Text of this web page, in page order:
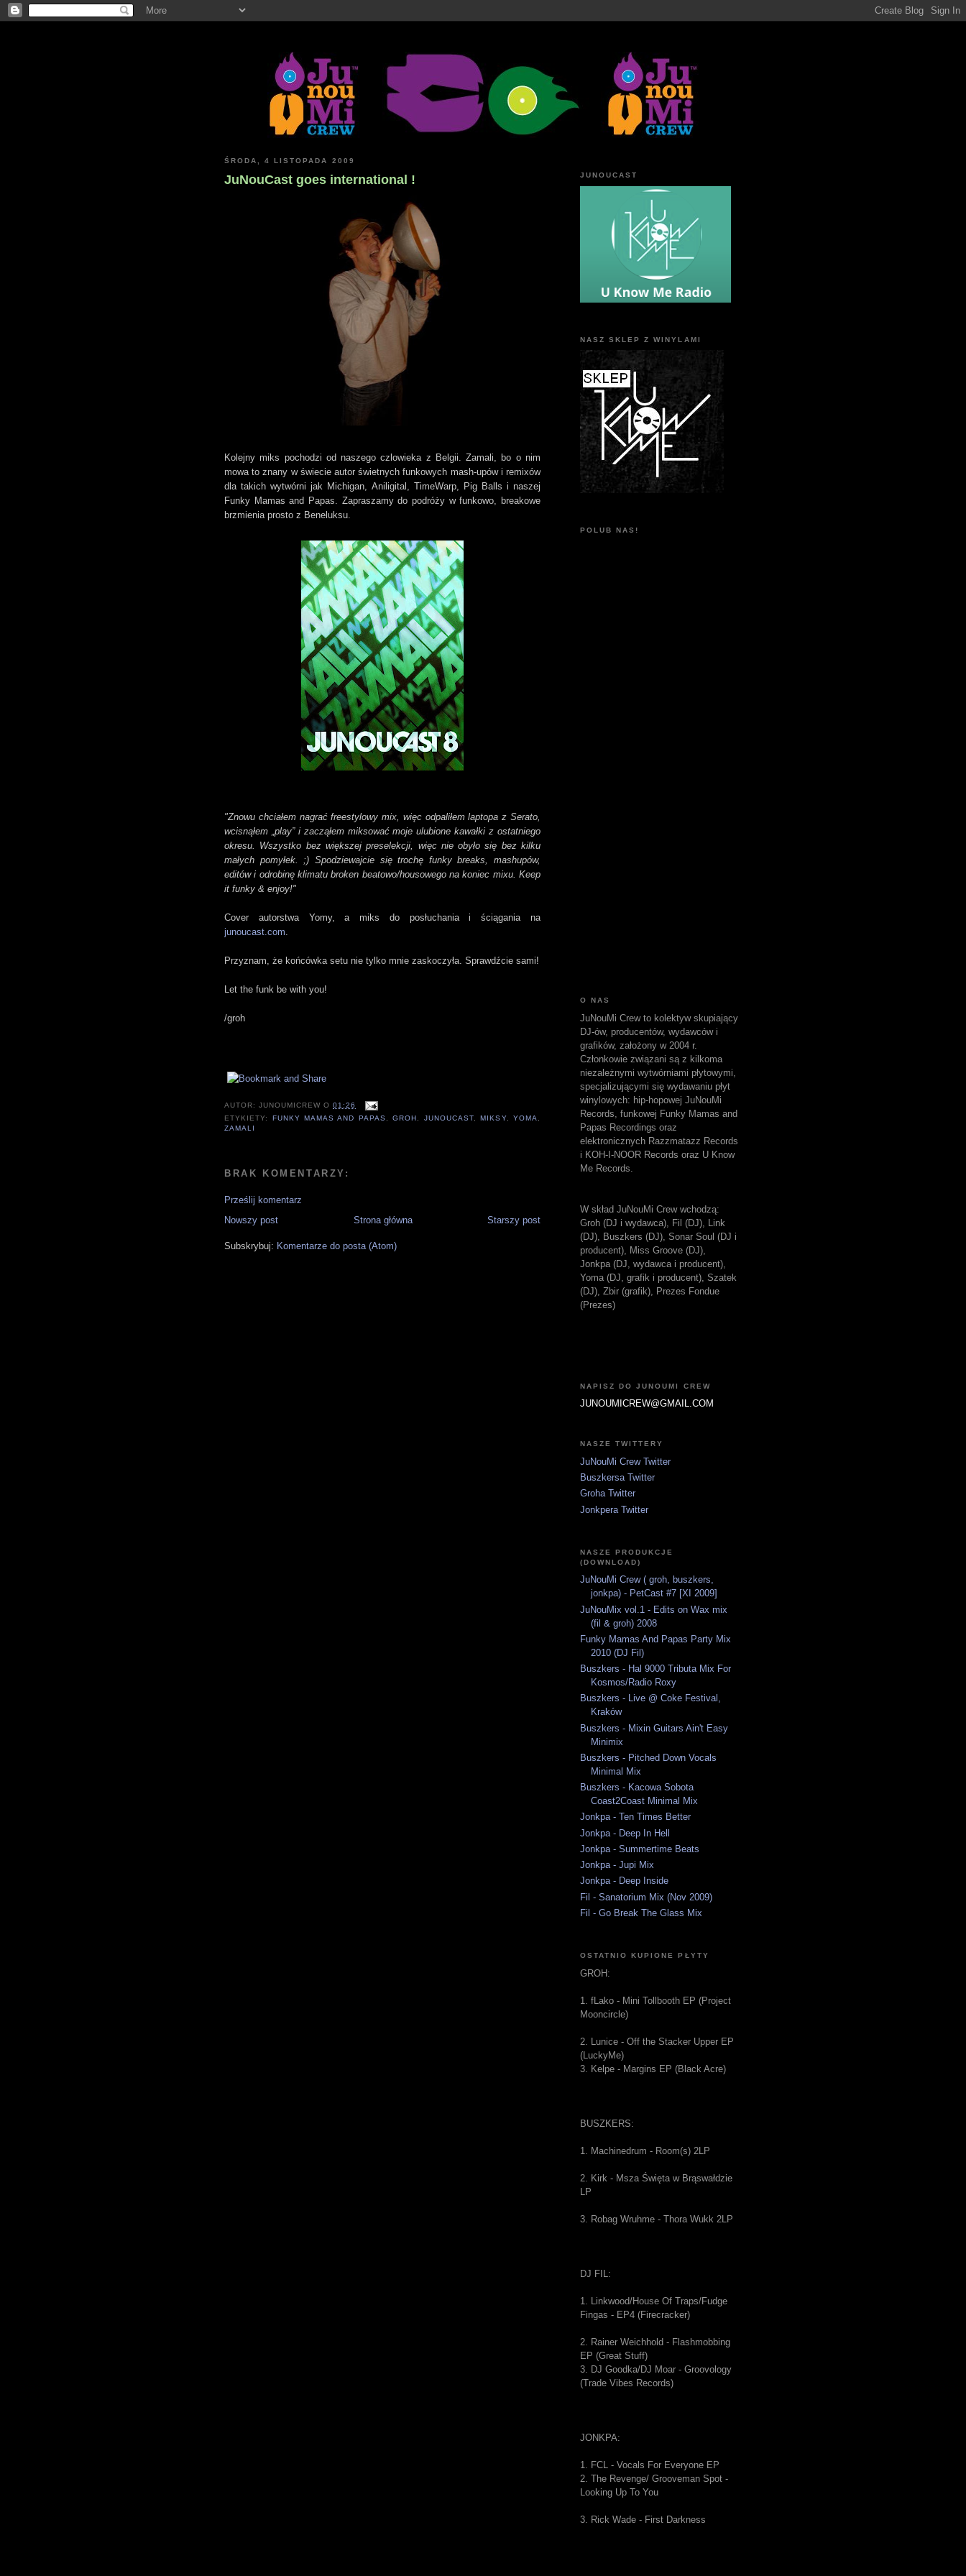
ŚRODA, 4 LISTOPADA 2009
JuNouCast goes international !
Kolejny miks pochodzi od naszego czlowieka z Belgii. Zamali, bo o nim
mowa to znany w świecie autor świetnych funkowych mash-upów i remixów
dla takich wytwórni jak Michigan, Aniligital, TimeWarp, Pig Balls i naszej
Funky Mamas and Papas. Zapraszamy do podróży w funkowo, breakowe
brzmienia prosto z Beneluksu.
"Znowu chciałem nagrać freestylowy mix, więc odpaliłem laptopa z Serato,
wcisnąłem „play” i zacząłem miksować moje ulubione kawałki z ostatniego
okresu. Wszystko bez większej preselekcji, więc nie obyło się bez kilku
małych pomyłek. ;) Spodziewajcie się trochę funky breaks, mashupów,
editów i odrobinę klimatu broken beatowo/housowego na koniec mixu. Keep
it funky & enjoy!"
Cover autorstwa Yomy, a miks do posłuchania i ściągania na
junoucast.com
Przyznam, że końcówka setu nie tylko mnie zaskoczyła. Sprawdźcie sami!
Let the funk be with you!
/groh
AUTOR:JUNOUMICREW O01:26
ETYKIETY: FUNKY MAMAS AND PAPAS ,GROH JUNOUCAST ,MIKSY, YOMA
ZAMALI
BRAK KOMENTARZY:
Prześlij komentarz
Nowszy post
Starszy post
Strona główna
Subskrybuj: Komentarze do posta (Atom)
JUNOUCAST
NASZ SKLEP Z WINYLAMI
POLUB NAS!
O NAS
JuNouMi Crew to kolektyw skupiający
DJ-ów, producentów, wydawców i
grafików, założony w 2004 r.
Członkowie związani są z kilkoma
niezależnymi wytwórniami płytowymi,
specjalizującymi się wydawaniu płyt
winylowych: hip-hopowej JuNouMi
Records, funkowej Funky Mamas and
Papas Recordings oraz
elektronicznych Razzmatazz Records
i KOH-I-NOOR Records oraz U Know
Me Records.
W skład JuNouMi Crew wchodzą:
Groh (DJ i wydawca), Fil (DJ), Link
(DJ), Buszkers (DJ), Sonar Soul (DJ i
producent), Miss Groove (DJ),
Jonkpa (DJ, wydawca i producent),
Yoma (DJ, grafik i producent), Szatek
(DJ), Zbir (grafik), Prezes Fondue
(Prezes)
NAPISZ DO JUNOUMI CREW
JUNOUMICREW@GMAIL.COM
NASZE TWITTERY
JuNouMi Crew Twitter
Buszkersa Twitter
Groha Twitter
Jonkpera Twitter
NASZE PRODUKCJE
(DOWNLOAD)
JuNouMi Crew ( groh, buszkers,
jonkpa) - PetCast #7 [XI 2009]
JuNouMix vol.1 - Edits on Wax mix
(fil & groh) 2008
Funky Mamas And Papas Party Mix
2010 (DJ Fil)
Buszkers - Hal 9000 Tributa Mix For
Kosmos/Radio Roxy
Buszkers - Live @ Coke Festival,
Kraków
Buszkers - Mixin Guitars Ain't Easy
Minimix
Buszkers - Pitched Down Vocals
Minimal Mix
Buszkers - Kacowa Sobota
Coast2Coast Minimal Mix
Jonkpa - Ten Times Better
Jonkpa - Deep In Hell
Jonkpa - Summertime Beats
Jonkpa - Jupi Mix
Jonkpa - Deep Inside
Fil - Sanatorium Mix (Nov 2009)
Fil - Go Break The Glass Mix
OSTATNIO KUPIONE PŁYTY
GROH:
1. fLako - Mini Tollbooth EP (Project
Mooncircle)
2. Lunice - Off the Stacker Upper EP
(LuckyMe)
3. Kelpe - Margins EP (Black Acre)
BUSZKERS:
1. Machinedrum - Room(s) 2LP
2. Kirk - Msza Święta w Brąswałdzie
LP
3. Robag Wruhme - Thora Wukk 2LP
DJ FIL:
1. Linkwood/House Of Traps/Fudge
Fingas - EP4 (Firecracker)
2. Rainer Weichhold - Flashmobbing
EP (Great Stuff)
3. DJ Goodka/DJ Moar - Groovology
(Trade Vibes Records)
JONKPA:
1. FCL - Vocals For Everyone EP
2. The Revenge/ Grooveman Spot -
Looking Up To You
3. Rick Wade - First Darkness